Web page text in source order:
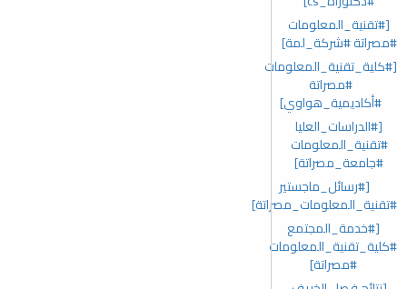
[#تقنية_المعلومات
#مصراتة #شركة_لمة]
[#كلية_تقنية_المعلومات
#مصراتة
#أكاديمية_هواوي]
[#الدراسات_العليا
#تقنية_المعلومات
#جامعة_مصراتة]
[#رسائل_ماجستير
#تقنية_المعلومات_مصراتة]
[#خدمة_المجتمع
#كلية_تقنية_المعلومات
#مصراتة]